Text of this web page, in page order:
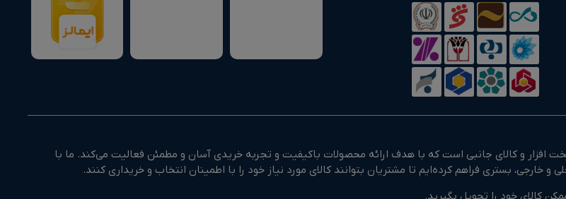
افزار و کالای جانبی است که با هدف ارائه محصولات باکیفیت و تجربه خریدی آسان و مطمئن فعالیت می‌کند. ما با
کالای خود را تحویل بگیرید.